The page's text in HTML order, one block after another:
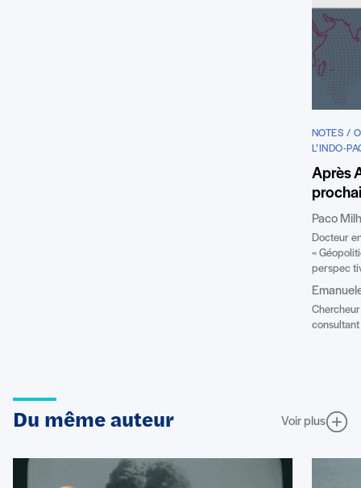
NOTES /
L’INDO-
Après
Paco
Docteur
«
perspec
Du même auteur Voir plus